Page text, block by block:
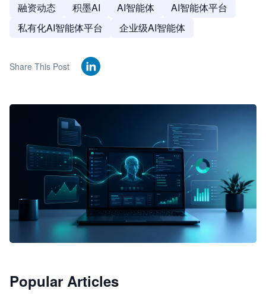
融资动态
积墨AI AI智能体
AI智能体平台
私有化AI智能体平台
企业级AI智能体
Share This Post
JimoClaw 桌面 AI Agent 工作台
Popular Articles